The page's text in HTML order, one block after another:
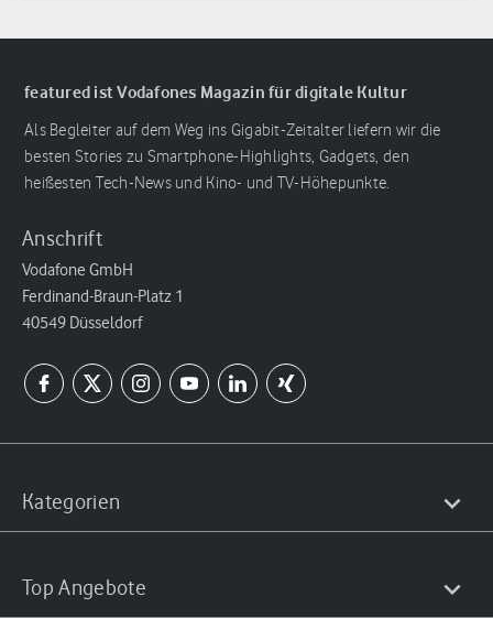
featured ist Vodafones Magazin für digitale Kultur
Als Begleiter auf dem Weg ins Gigabit-Zeitalter liefern wir die
besten Stories zu Smartphone-Highlights, Gadgets, den
heißesten Tech-News und Kino- und TV-Höhepunkte.
Anschrift
Vodafone GmbH
Ferdinand-Braun-Platz 1
40549 Düsseldorf
Kategorien
Top Angebote